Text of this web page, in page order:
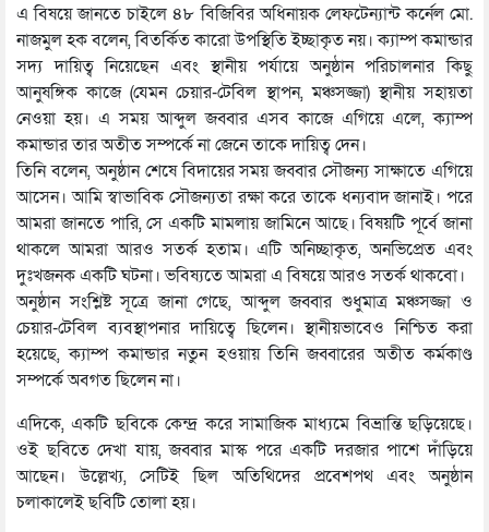
এ বিষয়ে জানতে চাইলে ৪৮ বিজিবির অধিনায়ক লেফটেন্যান্ট কর্নেল মো.
নাজমুল হক বলেন, বিতর্কিত কারো উপস্থিতি ইচ্ছাকৃত নয়। ক্যাম্প কমান্ডার
সদ্য দায়িত্ব নিয়েছেন এবং স্থানীয় পর্যায়ে অনুষ্ঠান পরিচালনার কিছু
আনুষঙ্গিক কাজে (যেমন চেয়ার-টেবিল স্থাপন, মঞ্চসজ্জা) স্থানীয় সহায়তা
নেওয়া হয়। এ সময় আব্দুল জব্বার এসব কাজে এগিয়ে এলে, ক্যাম্প
কমান্ডার তার অতীত সম্পর্কে না জেনে তাকে দায়িত্ব দেন।
তিনি বলেন, অনুষ্ঠান শেষে বিদায়ের সময় জব্বার সৌজন্য সাক্ষাতে এগিয়ে
আসেন। আমি স্বাভাবিক সৌজন্যতা রক্ষা করে তাকে ধন্যবাদ জানাই। পরে
আমরা জানতে পারি, সে একটি মামলায় জামিনে আছে। বিষয়টি পূর্বে জানা
থাকলে আমরা আরও সতর্ক হতাম। এটি অনিচ্ছাকৃত, অনভিপ্রেত এবং
দুঃখজনক একটি ঘটনা। ভবিষ্যতে আমরা এ বিষয়ে আরও সতর্ক থাকবো।
অনুষ্ঠান সংশ্লিষ্ট সূত্রে জানা গেছে, আব্দুল জব্বার শুধুমাত্র মঞ্চসজ্জা ও
চেয়ার-টেবিল ব্যবস্থাপনার দায়িত্বে ছিলেন। স্থানীয়ভাবেও নিশ্চিত করা
হয়েছে, ক্যাম্প কমান্ডার নতুন হওয়ায় তিনি জব্বারের অতীত কর্মকাণ্ড
সম্পর্কে অবগত ছিলেন না।
এদিকে, একটি ছবিকে কেন্দ্র করে সামাজিক মাধ্যমে বিভ্রান্তি ছড়িয়েছে।
ওই ছবিতে দেখা যায়, জব্বার মাস্ক পরে একটি দরজার পাশে দাঁড়িয়ে
আছেন। উল্লেখ্য, সেটিই ছিল অতিথিদের প্রবেশপথ এবং অনুষ্ঠান
চলাকালেই ছবিটি তোলা হয়।